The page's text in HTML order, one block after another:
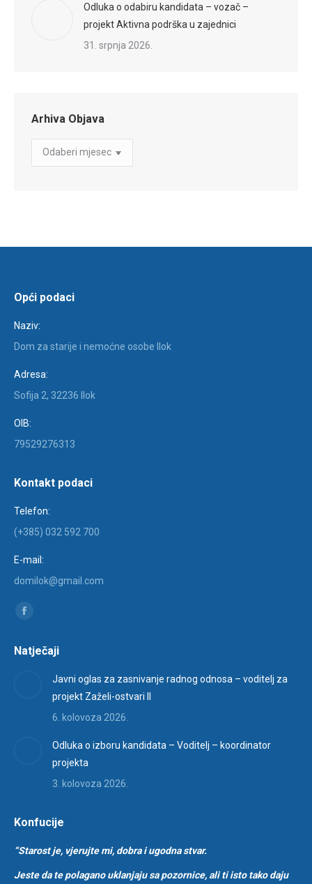
Odluka o odabiru kandidata – vozač –
projekt Aktivna podrška u zajednici
31. srpnja 2026.
Arhiva Objava
Arhiva
Objava
Opći podaci
Naziv:
Dom za starije i nemoćne osobe Ilok
Adresa:
Sofija 2, 32236 Ilok
OIB:
79529276313
Kontakt podaci
Telefon:
(+385) 032 592 700
E-mail:
domilok@gmail.com
Find us on:
Facebook
opens
Natječaji
Javni oglas za zasnivanje radnog odnosa – voditelj za
projekt Zaželi-ostvari II
6. kolovoza 2026.
Odluka o izboru kandidata – Voditelj – koordinator
projekta
3. kolovoza 2026.
Konfucije
“Starost je, vjerujte mi, dobra i ugodna stvar.
Jeste da te polagano uklanjaju sa pozornice, ali ti isto tako daju